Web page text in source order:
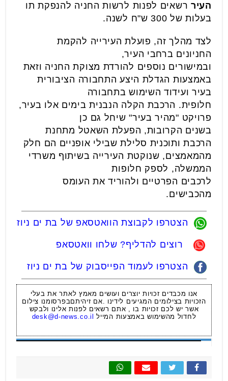
העיר רשאים לפנות לרשות החניה להנפקת תו
בעלות של 300 ש"ח לשנה.
לצד מהלך זה, פועלת העירייה להקמת
החניונים ברחבי העיר,
ובמישורים נוספים להורדת מצוקת החניה וזאת
באמצעות הגדלת היצע התחבורה הציבורית
בעיר ועידוד השימוש בתחבורה
חלופית. הרכבת הקלה הנבנית בימים אלו בעיר,
פרויקט "מהיר בעיר" שיחל גם כן
בשנים הקרובות, הפעלת השאטל מתחנת
הרכבת ותוכנית סלילת שבילי אופניים הם חלק
מהמאמצים, שנוקטת העירייה בשיתוף משרדי
הממשלה, לספק חלופות
לרכבים הפרטיים ולהוריד את העומס
מהכבישים.
הצטרפו לקבוצת הוואטסאפ של בת ים ניוז
רוצים להדליף? שלחו וואטסאפ
הצטרפו לעמוד הפייסבוק של בת ים ניוז
אנו מכבדים זכויות יוצרים ועושים מאמץ לאתר את בעלי
הזכויות בצילומים המגיעים לידינו .אם זיהיתםבפרסומנו צילום
אשר יש לכם זכויות בו , אתם רשאים לפנות אלינו ולבקש
לחדול מהשימוש באמצעות המייל desk@d-news.co.il